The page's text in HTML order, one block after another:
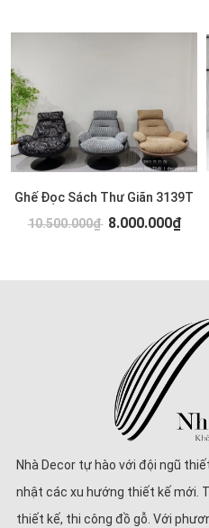
Ghế Đọc Sách Thư Giãn 3139T
10.500.000₫ 8.000.000₫
Nhà Decor tự hào với đội ngũ
nhật các xu hướng thiết kế mới.
thiết kế, thi công đồ gỗ. Với